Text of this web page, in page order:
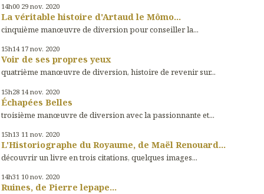
14h00 29 nov. 2020
La véritable histoire d'Artaud le Mômo...
cinquième manœuvre de diversion pour conseiller la...
15h14 17 nov. 2020
Voir de ses propres yeux
quatrième manœuvre de diversion, histoire de revenir sur...
15h28 14 nov. 2020
Échapées Belles
troisième manœuvre de diversion avec la passionnante et...
15h13 11 nov. 2020
L'Historiographe du Royaume, de Maël Renouard...
découvrir un livre en trois citations, quelques images...
14h31 10 nov. 2020
Ruines, de Pierre lepape...